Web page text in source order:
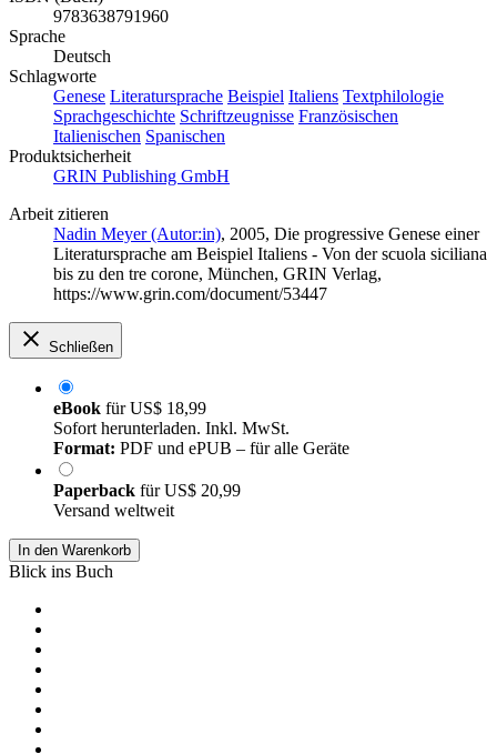
9783638791960
Sprache
Deutsch
Schlagworte
Genese Literatursprache Beispiel Italiens Textphilologie
Sprachgeschichte Schriftzeugnisse Französischen
Italienischen Spanischen
Produktsicherheit
GRIN Publishing GmbH
Arbeit zitieren
Nadin Meyer (Autor:in), 2005, Die progressive Genese einer
Literatursprache am Beispiel Italiens - Von der scuola siciliana
bis zu den tre corone, München, GRIN Verlag,
https://www.grin.com/document/53447
Schließen
eBook fürUS$ 18,99
Sofort herunterladen. Inkl. MwSt.
Format: PDF und ePUB – für alle Geräte
Paperback fürUS$ 20,99
Versand weltweit
In den Warenkorb
Blick ins Buch